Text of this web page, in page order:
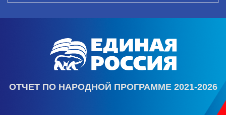
ОТЧЕТ ПО НАРОДНОЙ ПРОГРАММЕ 2021-2026